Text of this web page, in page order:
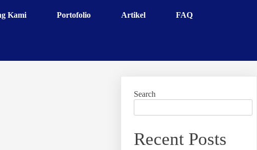
Kami Portofolio Artikel FAQ
Search
Recent Posts